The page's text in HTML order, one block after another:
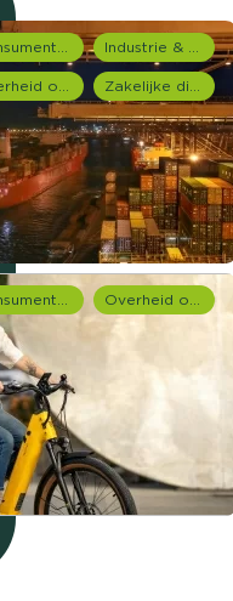
Consumentenonderzoek Industrie & Productie
Overheid onderzoek Zakelijke dienstverlening (B2B)
Consumentenonderzoek Overheid onderzoek